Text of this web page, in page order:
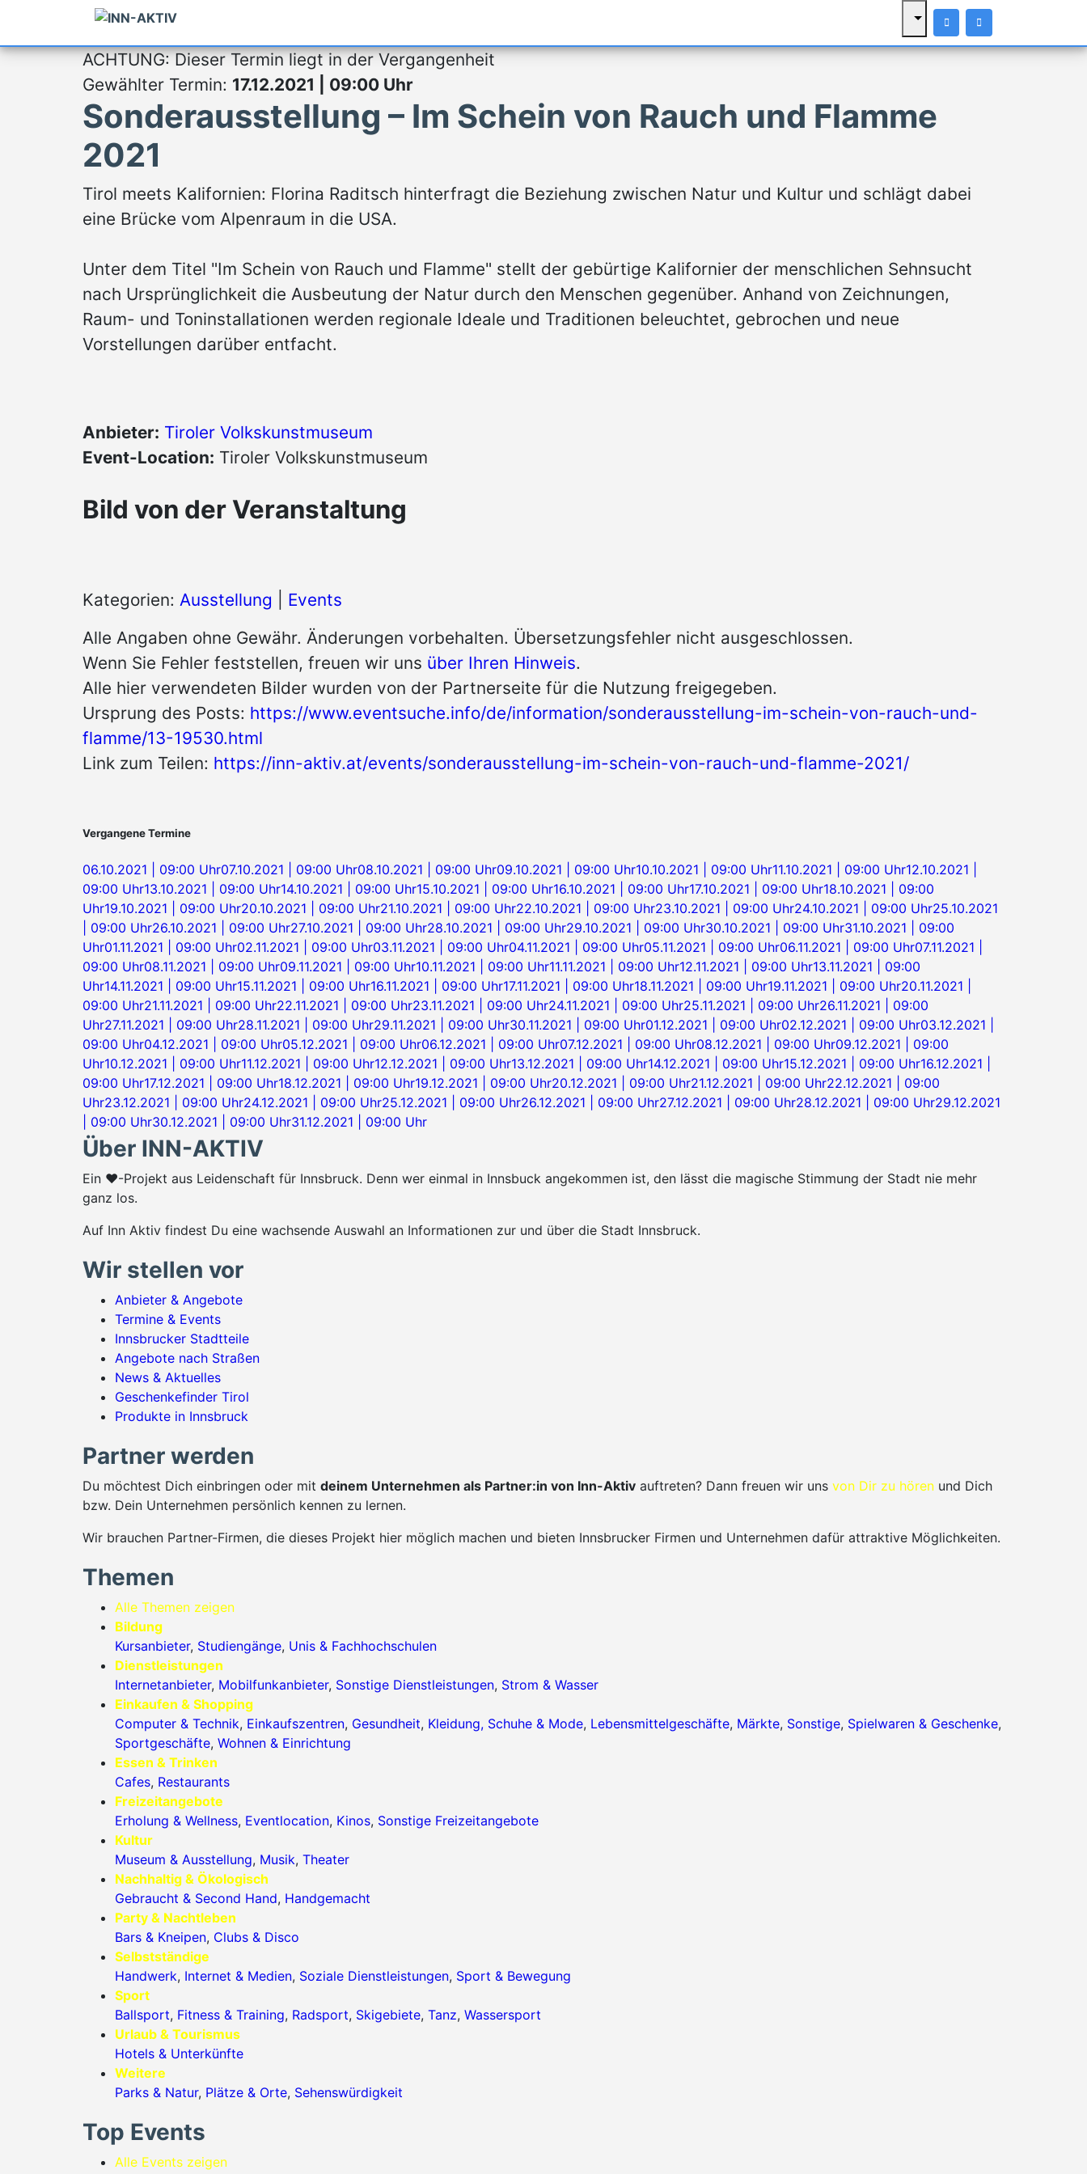
ACHTUNG: Dieser Termin liegt in der Vergangenheit
Gewählter Termin: 17.12.2021 | 09:00 Uhr
Sonderausstellung – Im Schein von Rauch und Flamme
2021
Tirol meets Kalifornien: Florina Raditsch hinterfragt die Beziehung zwischen Natur und Kultur und schlägt dabei
eine Brücke vom Alpenraum in die USA.
Unter dem Titel "Im Schein von Rauch und Flamme" stellt der gebürtige Kalifornier der menschlichen Sehnsucht
nach Ursprünglichkeit die Ausbeutung der Natur durch den Menschen gegenüber. Anhand von Zeichnungen,
Raum- und Toninstallationen werden regionale Ideale und Traditionen beleuchtet, gebrochen und neue
Vorstellungen darüber entfacht.
Anbieter: Tiroler Volkskunstmuseum
Event-Location: Tiroler Volkskunstmuseum
Bild von der Veranstaltung
Kategorien: Ausstellung
Events
Alle Angaben ohne Gewähr. Änderungen vorbehalten. Übersetzungsfehler nicht ausgeschlossen.
Wenn Sie Fehler feststellen, freuen wir uns über Ihren Hinweis.
Alle hier verwendeten Bilder wurden von der Partnerseite für die Nutzung freigegeben.
Ursprung des Posts: https://www.eventsuche.info/de/information/sonderausstellung-im-schein-von-rauch-und-
flamme/13-19530.html
Link zum Teilen: https://inn-aktiv.at/events/sonderausstellung-im-schein-von-rauch-und-flamme-2021/
Vergangene Termine
06.10.2021 | 09:00 Uhr07.10.2021 | 09:00 Uhr08.10.2021 | 09:00 Uhr09.10.2021 | 09:00 Uhr10.10.2021 | 09:00 Uhr11.10.2021 | 09:00 Uhr12.10.2021 |
09:00 Uhr13.10.2021 | 09:00 Uhr14.10.2021 | 09:00 Uhr15.10.2021 | 09:00 Uhr16.10.2021 | 09:00 Uhr17.10.2021 | 09:00 Uhr18.10.2021 | 09:00
Uhr19.10.2021 | 09:00 Uhr20.10.2021 | 09:00 Uhr21.10.2021 | 09:00 Uhr22.10.2021 | 09:00 Uhr23.10.2021 | 09:00 Uhr24.10.2021 | 09:00 Uhr25.10.2021
| 09:00 Uhr26.10.2021 | 09:00 Uhr27.10.2021 | 09:00 Uhr28.10.2021 | 09:00 Uhr29.10.2021 | 09:00 Uhr30.10.2021 | 09:00 Uhr31.10.2021 | 09:00
Uhr01.11.2021 | 09:00 Uhr02.11.2021 | 09:00 Uhr03.11.2021 | 09:00 Uhr04.11.2021 | 09:00 Uhr05.11.2021 | 09:00 Uhr06.11.2021 | 09:00 Uhr07.11.2021 |
09:00 Uhr08.11.2021 | 09:00 Uhr09.11.2021 | 09:00 Uhr10.11.2021 | 09:00 Uhr11.11.2021 | 09:00 Uhr12.11.2021 | 09:00 Uhr13.11.2021 | 09:00
Uhr14.11.2021 | 09:00 Uhr15.11.2021 | 09:00 Uhr16.11.2021 | 09:00 Uhr17.11.2021 | 09:00 Uhr18.11.2021 | 09:00 Uhr19.11.2021 | 09:00 Uhr20.11.2021 |
09:00 Uhr21.11.2021 | 09:00 Uhr22.11.2021 | 09:00 Uhr23.11.2021 | 09:00 Uhr24.11.2021 | 09:00 Uhr25.11.2021 | 09:00 Uhr26.11.2021 | 09:00
Uhr27.11.2021 | 09:00 Uhr28.11.2021 | 09:00 Uhr29.11.2021 | 09:00 Uhr30.11.2021 | 09:00 Uhr01.12.2021 | 09:00 Uhr02.12.2021 | 09:00 Uhr03.12.2021 |
09:00 Uhr04.12.2021 | 09:00 Uhr05.12.2021 | 09:00 Uhr06.12.2021 | 09:00 Uhr07.12.2021 | 09:00 Uhr08.12.2021 | 09:00 Uhr09.12.2021 | 09:00
Uhr10.12.2021 | 09:00 Uhr11.12.2021 | 09:00 Uhr12.12.2021 | 09:00 Uhr13.12.2021 | 09:00 Uhr14.12.2021 | 09:00 Uhr15.12.2021 | 09:00 Uhr16.12.2021 |
09:00 Uhr17.12.2021 | 09:00 Uhr18.12.2021 | 09:00 Uhr19.12.2021 | 09:00 Uhr20.12.2021 | 09:00 Uhr21.12.2021 | 09:00 Uhr22.12.2021 | 09:00
Uhr23.12.2021 | 09:00 Uhr24.12.2021 | 09:00 Uhr25.12.2021 | 09:00 Uhr26.12.2021 | 09:00 Uhr27.12.2021 | 09:00 Uhr28.12.2021 | 09:00 Uhr29.12.2021
| 09:00 Uhr30.12.2021 | 09:00 Uhr31.12.2021 | 09:00 Uhr
Über INN-AKTIV
Ein ♥-Projekt aus Leidenschaft für Innsbruck. Denn wer einmal in Innsbuck angekommen ist, den lässt die magische Stimmung der Stadt nie mehr
ganz los.
Auf Inn Aktiv findest Du eine wachsende Auswahl an Informationen zur und über die Stadt Innsbruck.
Wir stellen vor
Anbieter & Angebote
Termine & Events
Innsbrucker Stadtteile
Angebote nach Straßen
News & Aktuelles
Geschenkefinder Tirol
Produkte in Innsbruck
Partner werden
Du möchtest Dich einbringen oder mit deinem Unternehmen als Partner:in von Inn-Aktiv auftreten? Dann freuen wir uns von Dir zu hören und Dich
bzw. Dein Unternehmen persönlich kennen zu lernen.
Wir brauchen Partner-Firmen, die dieses Projekt hier möglich machen und bieten Innsbrucker Firmen und Unternehmen dafür attraktive Möglichkeiten.
Themen
Alle Themen zeigen
Bildung
Kursanbieter, Studiengänge, Unis & Fachhochschulen
Dienstleistungen
Internetanbieter, Mobilfunkanbieter, Sonstige Dienstleistungen, Strom & Wasser
Einkaufen & Shopping
Computer & Technik, Einkaufszentren, Gesundheit, Kleidung, Schuhe & Mode, Lebensmittelgeschäfte, Märkte, Sonstige, Spielwaren & Geschenke,
Sportgeschäfte, Wohnen & Einrichtung
Essen & Trinken
Cafes, Restaurants
Freizeitangebote
Erholung & Wellness, Eventlocation, Kinos, Sonstige Freizeitangebote
Kultur
Museum & Ausstellung, Musik, Theater
Nachhaltig & Ökologisch
Gebraucht & Second Hand, Handgemacht
Party & Nachtleben
Bars & Kneipen, Clubs & Disco
Selbstständige
Handwerk, Internet & Medien, Soziale Dienstleistungen, Sport & Bewegung
Sport
Ballsport, Fitness & Training, Radsport, Skigebiete, Tanz, Wassersport
Urlaub & Tourismus
Hotels & Unterkünfte
Weitere
Parks & Natur, Plätze & Orte, Sehenswürdigkeit
Top Events
Alle Events zeigen